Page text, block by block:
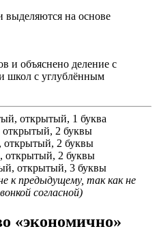
выделяются на основе
и объяснено деление с
школ с углублённым
открытый, 1 буква
2 буквы
2 буквы
2 буквы
открытый, 3 буквы
к предыдущему, так как не
согласной)
«экономично»